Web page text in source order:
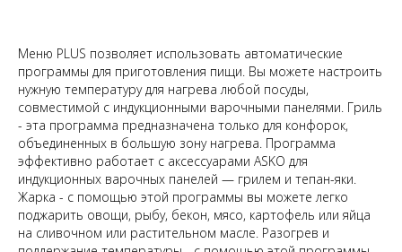
Меню PLUS позволяет использовать автоматические
программы для приготовления пищи. Вы можете настроить
нужную температуру для нагрева любой посуды,
совместимой с индукционными варочными панелями. Гриль
- эта программа предназначена только для конфорок,
объединенных в большую зону нагрева. Программа
эффективно работает с аксессуарами ASKO для
индукционных варочных панелей — грилем и тепан-яки.
Жарка - с помощью этой программы вы можете легко
поджарить овощи, рыбу, бекон, мясо, картофель или яйца
на сливочном или растительном масле. Разогрев и